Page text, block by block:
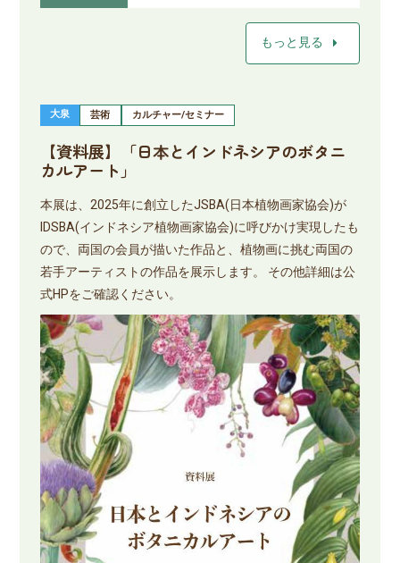
もっと見る arrow_right
大泉 芸術 カルチャー/セミナー
【資料展】「日本とインドネシアのボタニ
カルアート」
本展は、2025年に創立したJSBA(日本植物画家協会)が
IDSBA(インドネシア植物画家協会)に呼びかけ実現したも
ので、両国の会員が描いた作品と、植物画に挑む両国の
若手アーティストの作品を展示します。 その他詳細は公
式HPをご確認ください。